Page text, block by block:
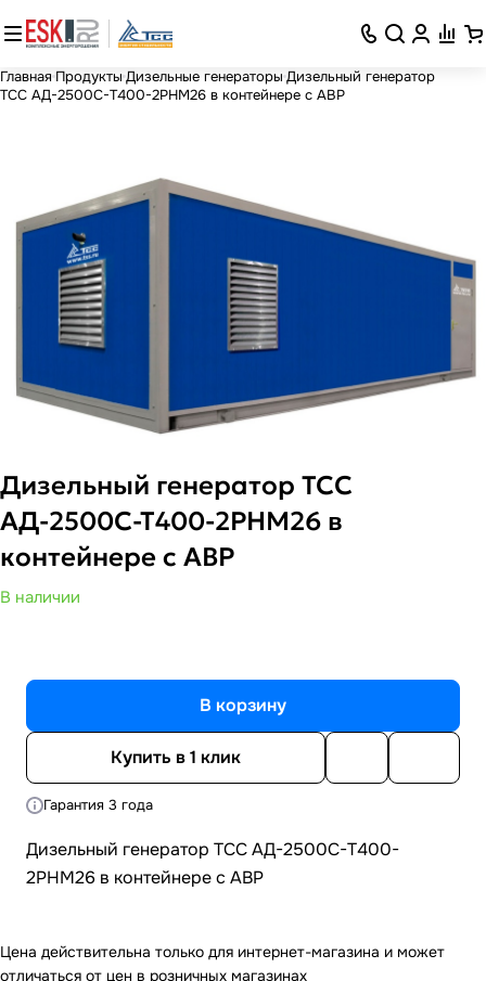
Главная Продукты Дизельные генераторы Дизельный генератор
ТСС АД-2500С-Т400-2РНМ26 в контейнере с АВР
Дизельный генератор ТСС
АД-2500С-Т400-2РНМ26 в
контейнере с АВР
В наличии
В корзину
Купить в 1 клик
Гарантия 3 года
Дизельный генератор ТСС АД-2500С-Т400-
2РНМ26 в контейнере с АВР
Цена действительна только для интернет-магазина и может
отличаться от цен в розничных магазинах